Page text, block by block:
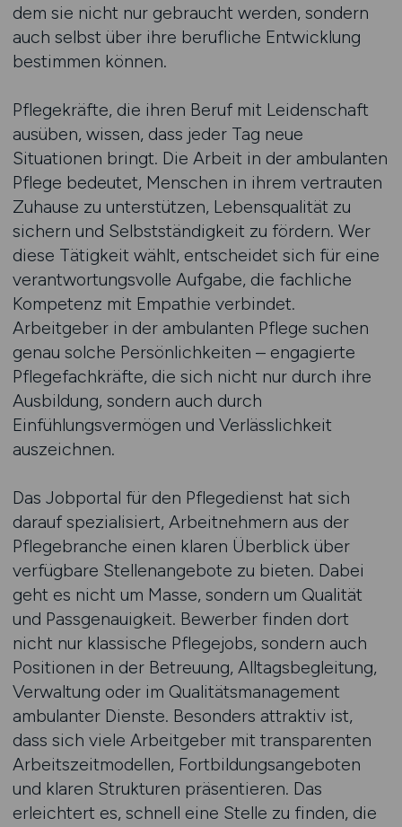
dem sie nicht nur gebraucht werden, sondern
auch selbst über ihre berufliche Entwicklung
bestimmen können.
Pflegekräfte, die ihren Beruf mit Leidenschaft
ausüben, wissen, dass jeder Tag neue
Situationen bringt. Die Arbeit in der ambulanten
Pflege bedeutet, Menschen in ihrem vertrauten
Zuhause zu unterstützen, Lebensqualität zu
sichern und Selbstständigkeit zu fördern. Wer
diese Tätigkeit wählt, entscheidet sich für eine
verantwortungsvolle Aufgabe, die fachliche
Kompetenz mit Empathie verbindet.
Arbeitgeber in der ambulanten Pflege suchen
genau solche Persönlichkeiten – engagierte
Pflegefachkräfte, die sich nicht nur durch ihre
Ausbildung, sondern auch durch
Einfühlungsvermögen und Verlässlichkeit
auszeichnen.
Das Jobportal für den Pflegedienst hat sich
darauf spezialisiert, Arbeitnehmern aus der
Pflegebranche einen klaren Überblick über
verfügbare Stellenangebote zu bieten. Dabei
geht es nicht um Masse, sondern um Qualität
und Passgenauigkeit. Bewerber finden dort
nicht nur klassische Pflegejobs, sondern auch
Positionen in der Betreuung, Alltagsbegleitung,
Verwaltung oder im Qualitätsmanagement
ambulanter Dienste. Besonders attraktiv ist,
dass sich viele Arbeitgeber mit transparenten
Arbeitszeitmodellen, Fortbildungsangeboten
und klaren Strukturen präsentieren. Das
erleichtert es, schnell eine Stelle zu finden, die